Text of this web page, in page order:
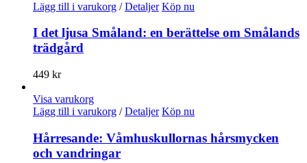
Lägg till i varukorg / Detaljer Köp nu
I det ljusa Småland: en berättelse om Smålands
trädgård
449 kr
Visa varukorg
Lägg till i varukorg / Detaljer Köp nu
Hårresande: Våmhuskullornas hårsmycken
och vandringar